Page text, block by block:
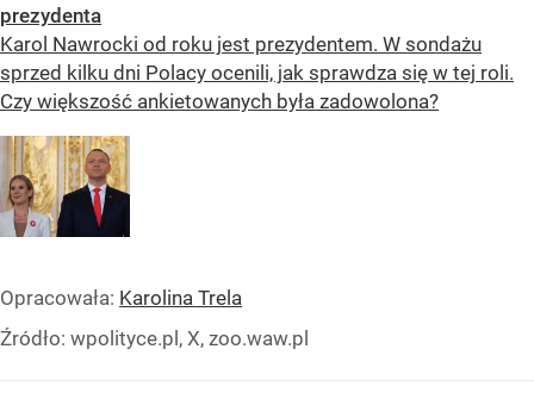
prezydenta
Karol Nawrocki od roku jest prezydentem. W sondażu
sprzed kilku dni Polacy ocenili, jak sprawdza się w tej roli.
Czy większość ankietowanych była zadowolona?
Opracowała: Karolina Trela
Źródło: wpolityce.pl, X, zoo.waw.pl